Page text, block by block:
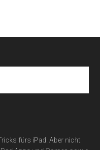
fürs iPad. Aber nicht